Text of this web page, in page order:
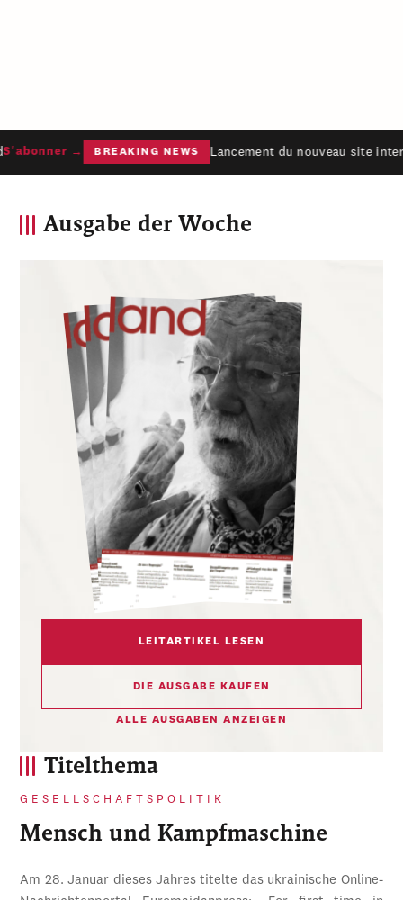
→ BREAKING NEWS Lancement du nouveau site
Titelthema
GESELLSCHAFTSPOLITIK
Mensch und Kampfmaschine
Am 28. Januar dieses Jahres titelte das ukrainische Online-
Ausgabe der Woche
LEITARTIKEL LESEN
DIE AUSGABE KAUFEN
ALLE AUSGABEN ANZEIGEN